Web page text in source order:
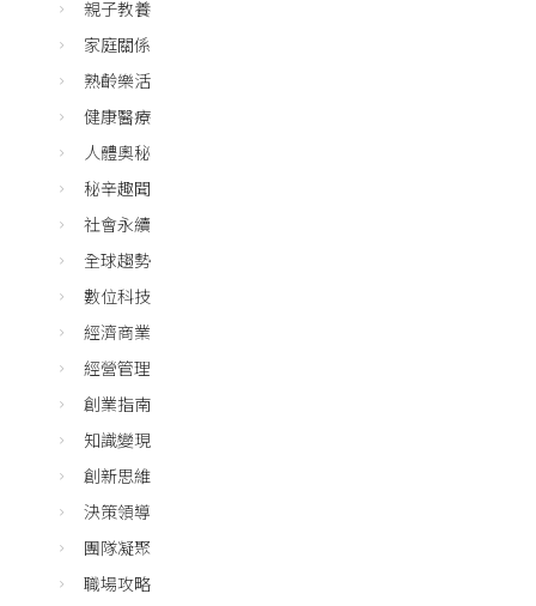
親子教養
家庭關係
熟齡樂活
健康醫療
人體奧秘
秘辛趣聞
社會永續
全球趨勢
數位科技
經濟商業
經營管理
創業指南
知識變現
創新思維
決策領導
團隊凝聚
職場攻略